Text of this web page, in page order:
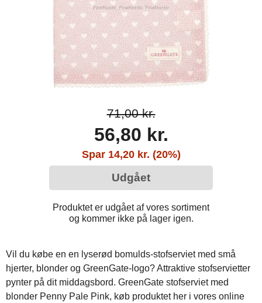
71,00 kr.
56,80 kr.
Spar 14,20 kr. (20%)
Udgået
Produktet er udgået af vores sortiment
og kommer ikke på lager igen.
Vil du købe en en lyserød bomulds-stofserviet med små
hjerter, blonder og GreenGate-logo? Attraktive stofservietter
pynter på dit middagsbord. GreenGate stofserviet med
blonder Penny Pale Pink, køb produktet her i vores online